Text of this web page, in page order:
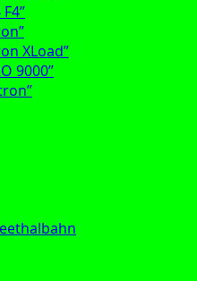
XLoad”
9000”